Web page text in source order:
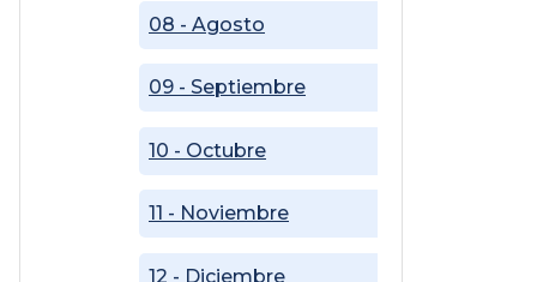
08 - Agosto
09 - Septiembre
10 - Octubre
11 - Noviembre
12 - Diciembre